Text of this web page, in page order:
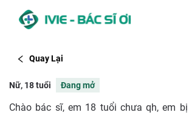
Quay Lại
Nữ, 18 tuổi Đang mở
Chào bác sĩ, em 18 tuổi chưa qh, em